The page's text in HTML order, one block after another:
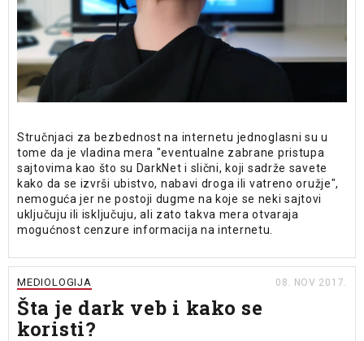
Stručnjaci za bezbednost na internetu jednoglasni su u
tome da je vladina mera "eventualne zabrane pristupa
sajtovima kao što su DarkNet i slični, koji sadrže savete
kako da se izvrši ubistvo, nabavi droga ili vatreno oružje",
nemoguća jer ne postoji dugme na koje se neki sajtovi
uključuju ili isključuju, ali zato takva mera otvaraja
mogućnost cenzure informacija na internetu.
MEDIOLOGIJA 08. NOV 2017.
Šta je dark veb i kako se
koristi?